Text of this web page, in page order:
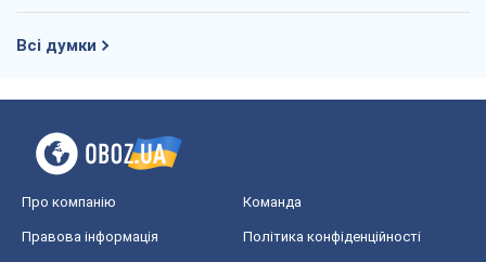
Всі думки
Про компанію Команда
Правова інформація Політика конфіденційності